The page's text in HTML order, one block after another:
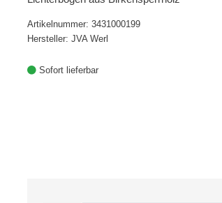
Artikelnummer: 3431000199
Hersteller: JVA Werl
Sofort lieferbar